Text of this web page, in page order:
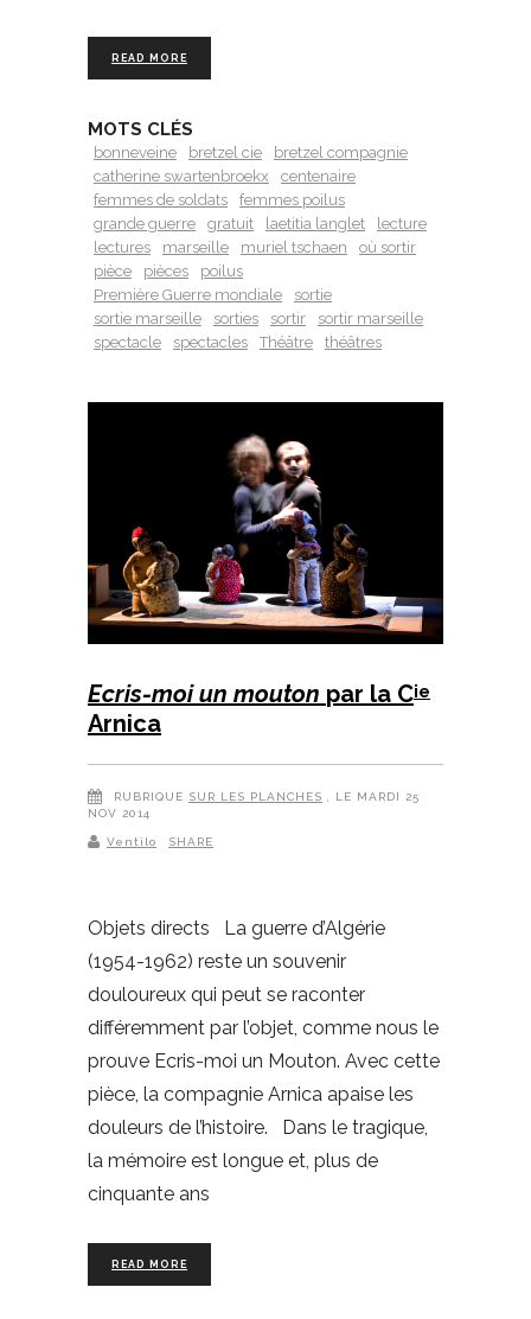
READ MORE
MOTS CLÉS
bonneveine bretzel cie
bretzel compagnie
catherine swartenbroekx
centenaire
femmes de soldats
femmes poilus
grande guerre
gratuit laetitia langlet
lecture
lectures
marseille muriel tschaen
où sortir
pièce
pièces
poilus
Première Guerre mondiale
sortie
sortie marseille
sorties sortir
sortir marseille
spectacle
spectacles Théâtre théâtres
Ecris-moi un mouton par la Cie
Arnica
RUBRIQUE SUR LES PLANCHES
, LE MARDI 25
NOV 2014
Ventilo SHARE
Objets directs La guerre d’Algérie
(1954-1962) reste un souvenir
douloureux qui peut se raconter
différemment par l’objet, comme nous le
prouve Ecris-moi un Mouton. Avec cette
pièce, la compagnie Arnica apaise les
douleurs de l’histoire. Dans le tragique,
la mémoire est longue et, plus de
cinquante ans
READ MORE